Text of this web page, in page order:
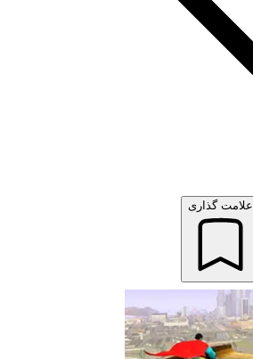
علامت گذاری